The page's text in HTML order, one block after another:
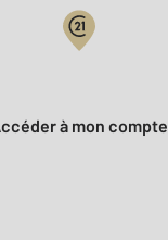
Accéder à mon compte